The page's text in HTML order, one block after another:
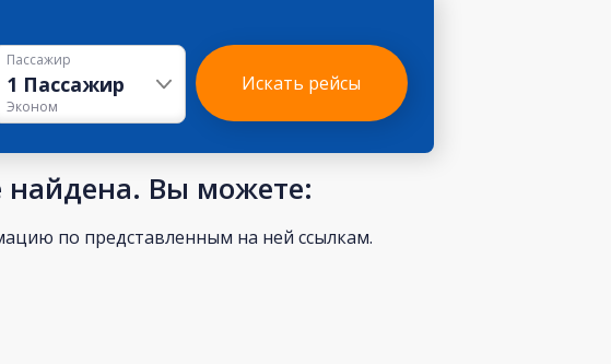
Пассажир
1 Пассажир
Эконом
Искать рейсы
найдена. Вы можете:
по представленным на ней ссылкам.